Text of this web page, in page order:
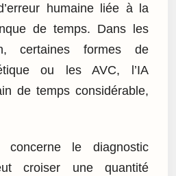
humaine liée à la
de temps. Dans les
certaines formes de
ou les AVC, l’IA
de temps considérable,
concerne le diagnostic
croiser une quantité